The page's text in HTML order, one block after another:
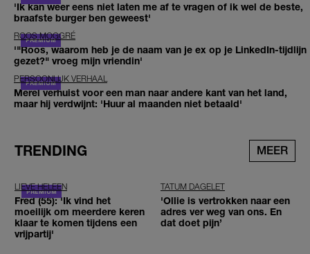
'Ik kan weer eens niet laten me af te vragen of ik wel de beste,
braafste burger ben geweest'
ROOS MOGGRÉ
'"Roos, waarom heb je de naam van je ex op je LinkedIn-tijdlijn
gezet?" vroeg mijn vriendin'
PERSOONLIJK VERHAAL
Merel verhuist voor een man naar andere kant van het land,
maar hij verdwijnt: 'Huur al maanden niet betaald'
TRENDING MEER
LIEVE HELEEN
Fred (55): 'Ik vind het
moeilijk om meerdere keren
klaar te komen tijdens een
vrijpartij'
TATUM DAGELET
'Ollie is vertrokken naar een
adres ver weg van ons. En
dat doet pijn’